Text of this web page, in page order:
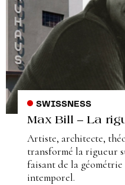
SWISSNESS
Max Bill – La
Artiste, architecte,
transformé la rigueur
faisant de la
intemporel.